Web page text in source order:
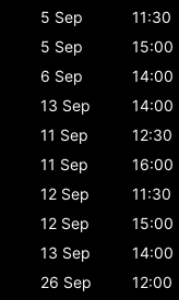
5 Sep
11:30
5 Sep
15:00
6 Sep
14:00
13 Sep
14:00
11 Sep
12:30
11 Sep
16:00
12 Sep
11:30
12 Sep
15:00
13 Sep
14:00
26 Sep
12:00